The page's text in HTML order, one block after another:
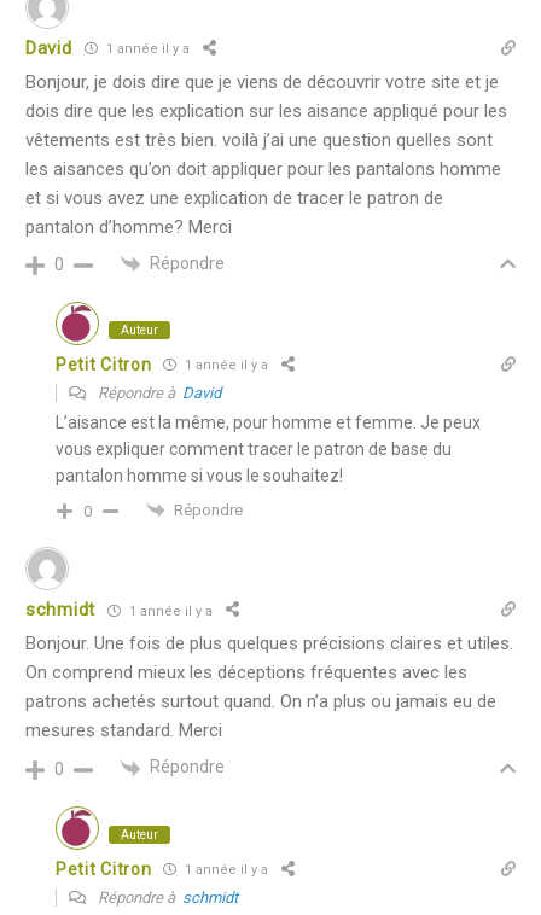
David 1 année il y a
Bonjour, je dois dire que je viens de découvrir votre site et je
dois dire que les explication sur les aisance appliqué pour les
vêtements est très bien. voilà j’ai une question quelles sont
les aisances qu’on doit appliquer pour les pantalons homme
et si vous avez une explication de tracer le patron de
pantalon d’homme? Merci
0 Répondre
Auteur
Petit Citron 1 année il y a
Répondre à David
L’aisance est la même, pour homme et femme. Je peux
vous expliquer comment tracer le patron de base du
pantalon homme si vous le souhaitez!
0 Répondre
schmidt 1 année il y a
Bonjour. Une fois de plus quelques précisions claires et utiles.
On comprend mieux les déceptions fréquentes avec les
patrons achetés surtout quand. On n’a plus ou jamais eu de
mesures standard. Merci
0 Répondre
Auteur
Petit Citron 1 année il y a
Répondre à schmidt